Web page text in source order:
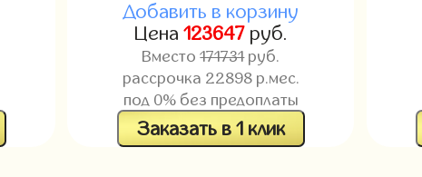
Добавить в корзину
Цена 123647руб.
Вместо171731руб.
рассрочка 22898р.мес.
под 0% без предоплаты
Заказать в 1 клик